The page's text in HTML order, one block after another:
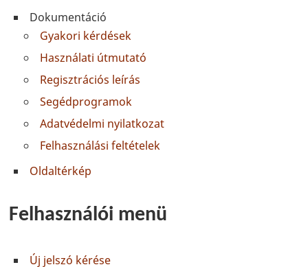
Dokumentáció
Gyakori kérdések
Használati útmutató
Regisztrációs leírás
Segédprogramok
Adatvédelmi nyilatkozat
Felhasználási feltételek
Oldaltérkép
Felhasználói menü
Új jelszó kérése